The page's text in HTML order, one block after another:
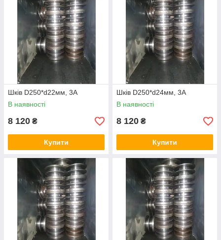
Шків D250*d22мм, 3А
В наявності
8 120 ₴
Купити
Шків D250*d24мм, 3А
В наявності
8 120 ₴
Купити